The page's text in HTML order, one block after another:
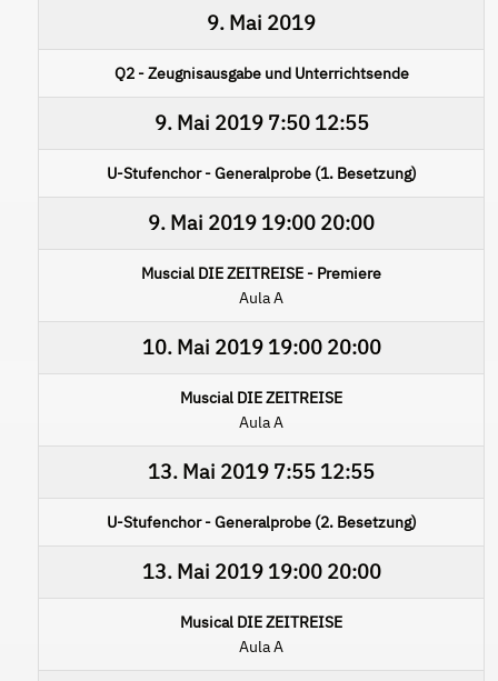
9. Mai 2019
Q2 - Zeugnisausgabe und Unterrichtsende
9. Mai 20197:50 12:55
U-Stufenchor - Generalprobe (1. Besetzung)
9. Mai 2019 19:00 20:00
Muscial DIE ZEITREISE - Premiere
Aula A
10. Mai 201919:00 20:00
Muscial DIE ZEITREISE
Aula A
13. Mai 2019 7:55 12:55
U-Stufenchor - Generalprobe (2. Besetzung)
13. Mai 201919:00 20:00
Musical DIE ZEITREISE
Aula A